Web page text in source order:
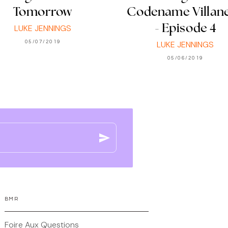
Tomorrow
LUKE JENNINGS
05/07/2019
Codename
- Episode 4
LUKE JENNINGS
05/06/2019
send
BMR
Foire Aux Questions